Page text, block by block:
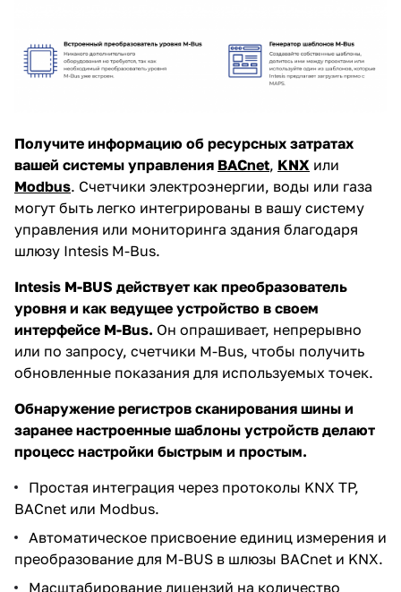
Получите информацию об ресурсных затратах
вашей системы управления BACnet, KNX или
Modbus. Счетчики электроэнергии, воды или газа
могут быть легко интегрированы в вашу систему
управления или мониторинга здания благодаря
шлюзу Intesis M-Bus.
Intesis M-BUS действует как преобразователь
уровня и как ведущее устройство в своем
интерфейсе M-Bus. Он опрашивает, непрерывно
или по запросу, счетчики M-Bus, чтобы получить
обновленные показания для используемых точек.
Обнаружение регистров сканирования шины и
заранее настроенные шаблоны устройств делают
процесс настройки быстрым и простым.
Простая интеграция через протоколы KNX TP,
BACnet или Modbus.
Автоматическое присвоение единиц измерения и
преобразование для M-BUS в шлюзы BACnet и KNX.
Масштабирование лицензий на количество